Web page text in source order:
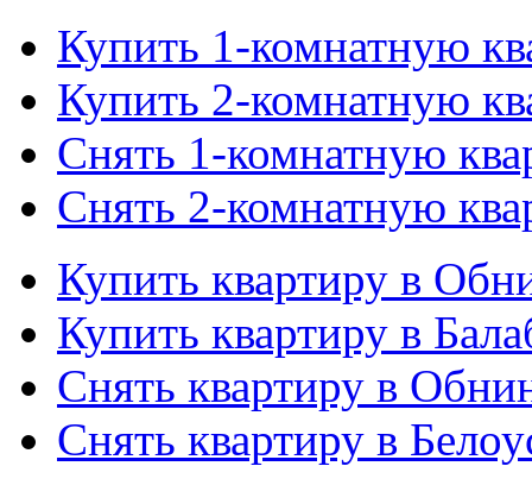
Купить 1-комнатную
Купить 2-комнатную
Снять 1-комнатную
Снять 2-комнатную
Купить квартиру в
Купить квартиру в
Снять квартиру в
Снять квартиру в